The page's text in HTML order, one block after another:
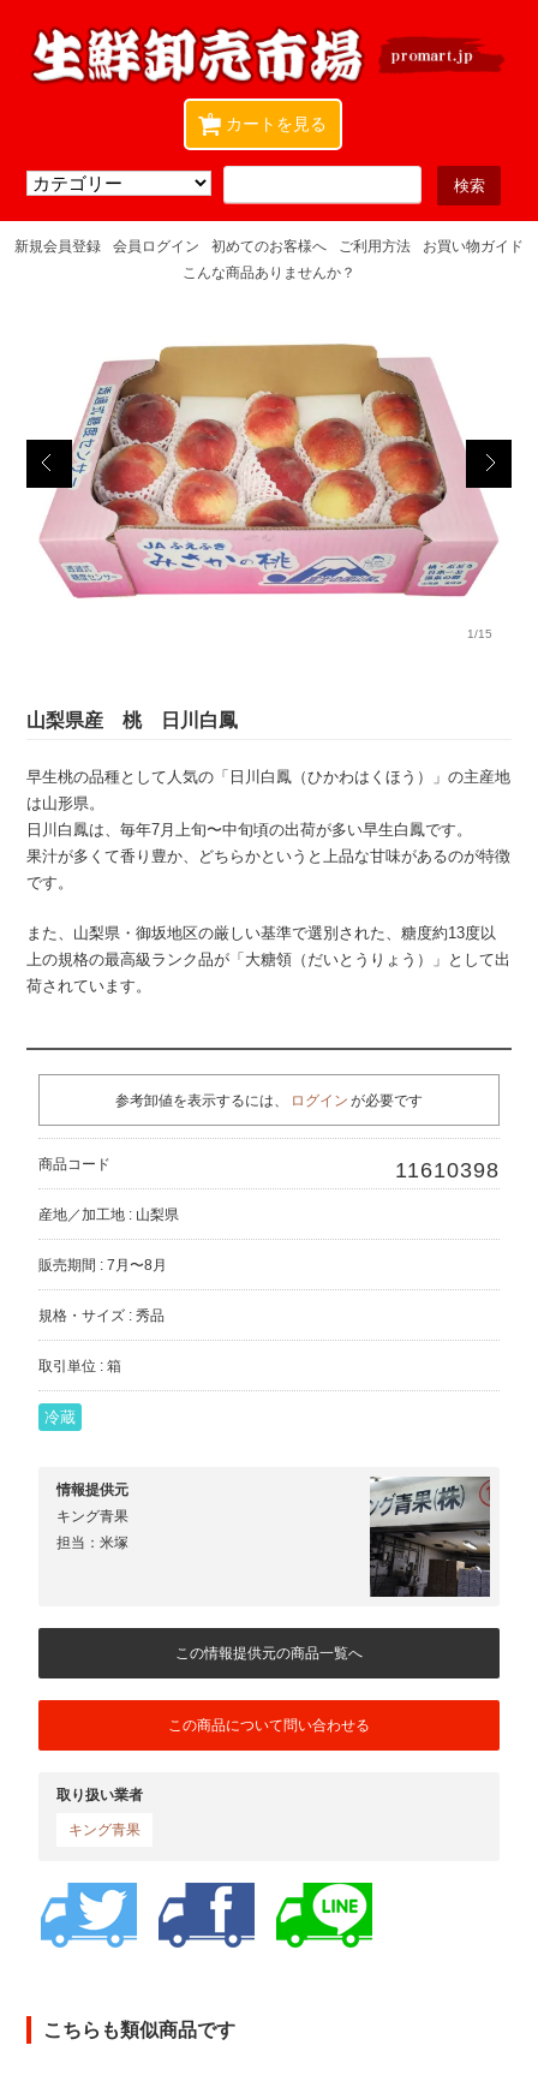
カートを見る
0
新規会員登録 会員ログイン 初めてのお客様へ ご利用方法
お買い物ガイド
こんな商品ありませんか？
1/15
山梨県産 桃 日川白鳳
早生桃の品種として人気の「日川白鳳（ひかわはくほう）」の主産地
は山形県。
日川白鳳は、毎年7月上旬〜中旬頃の出荷が多い早生白鳳です。
果汁が多くて香り豊か、どちらかというと上品な甘味があるのが特徴
です。
また、山梨県・御坂地区の厳しい基準で選別された、糖度約13度以
上の規格の最高級ランク品が「大糖領（だいとうりょう）」として出
荷されています。
参考卸値を表示するには、 ログイン が必要です
商品コード 11610398
産地／加工地 : 山梨県
販売期間 : 7月〜8月
規格・サイズ : 秀品
取引単位 : 箱
冷蔵
情報提供元
キング青果
担当：米塚
この情報提供元の商品一覧へ
この商品について問い合わせる
取り扱い業者
キング青果
こちらも類似商品です